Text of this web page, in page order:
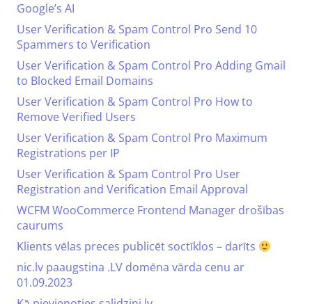
Google’s AI
User Verification & Spam Control Pro Send 10
Spammers to Verification
User Verification & Spam Control Pro Adding Gmail
to Blocked Email Domains
User Verification & Spam Control Pro How to
Remove Verified Users
User Verification & Spam Control Pro Maximum
Registrations per IP
User Verification & Spam Control Pro User
Registration and Verification Email Approval
WCFM WooCommerce Frontend Manager drošības
caurums
Klients vēlas preces publicēt soctīklos – darīts
nic.lv paaugstina .LV domēna vārda cenu ar
01.09.2023